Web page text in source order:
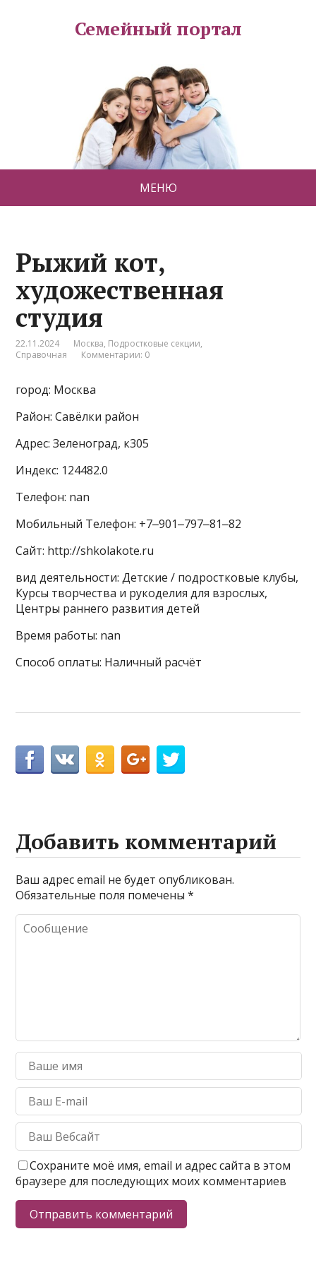
Семейный портал
МЕНЮ
Рыжий кот,
художественная
студия
22.11.2024 Москва, Подростковые секции,
Справочная
Комментарии: 0
город: Москва
Район: Савёлки район
Адрес: Зеленоград, к305
Индекс: 124482.0
Телефон: nan
Мобильный Телефон: +7‒901‒797‒81‒82
Сайт: http://shkolakote.ru
вид деятельности: Детские / подростковые клубы,
Курсы творчества и рукоделия для взрослых,
Центры раннего развития детей
Время работы: nan
Способ оплаты: Наличный расчёт
Добавить комментарий
Ваш адрес email не будет опубликован.
Обязательные поля помечены*
Сохраните моё имя, email и адрес сайта в этом
браузере для последующих моих комментариев